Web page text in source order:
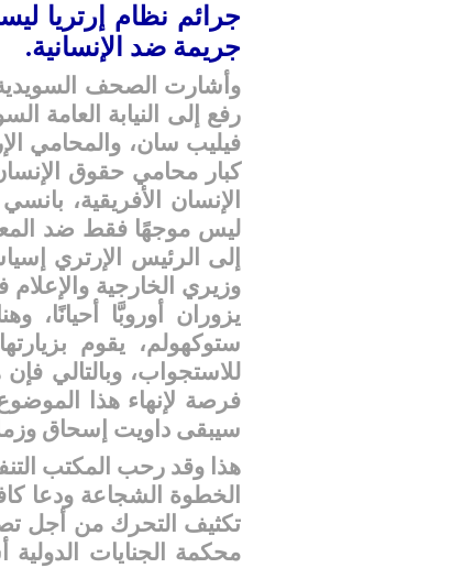
جرائم نظام إرتريا
جريمة ضد الإنسانية.
وأشارت الصحف السويدية
رفع إلى النيابة العامة
فيليب سان، والمحامي
كبار محامي حقوق
الإنسان الأفريقية،
ليس موجهًا فقط ضد
إلى الرئيس الإرتري
وزيري الخارجية والإعلام
يزوران أوروبَّا
ستوكهولم، يقوم
للاستجواب، وبالتالي
فرصة لإنهاء هذا
سيبقى داويت إسحاق
هذا وقد رحب المكتب
الخطوة الشجاعة ودعا
تكثيف التحرك من أجل
محكمة الجنايات الدولية